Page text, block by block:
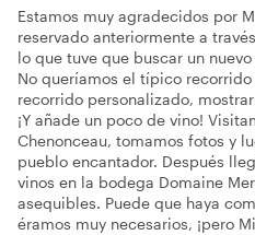
Estamos muy agradecidos por
reservado anteriormente a
lo que tuve que buscar un
No queríamos el típico
recorrido personalizado,
¡Y añade un poco de vino!
Chenonceau, tomamos fotos y
pueblo encantador. Después
vinos en la bodega Domaine
asequibles. Puede que haya
éramos muy necesarios, ¡pero